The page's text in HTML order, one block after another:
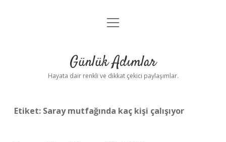
Anasayfa
Yasal Uyarı
menüyü
Günlük Adımlar
Hayata dair renkli ve dikkat çekici paylaşımlar.
Etiket: Saray mutfağında kaç kişi çalışıyor